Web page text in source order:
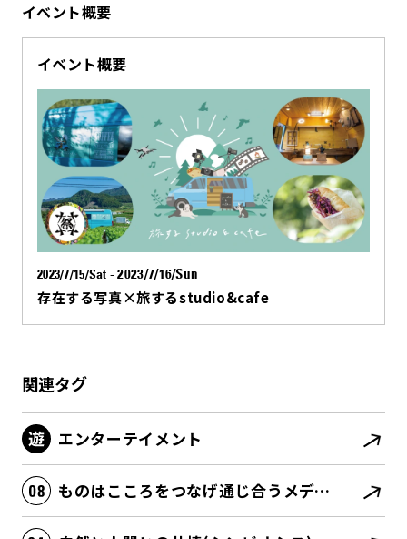
イベント概要
イベント概要
2023/7/15/Sat - 2023/7/16/Sun
存在する写真×旅するstudio&cafe
関連タグ
エンターテイメント
ものはこころをつなげ通じ合うメディアとして存在する